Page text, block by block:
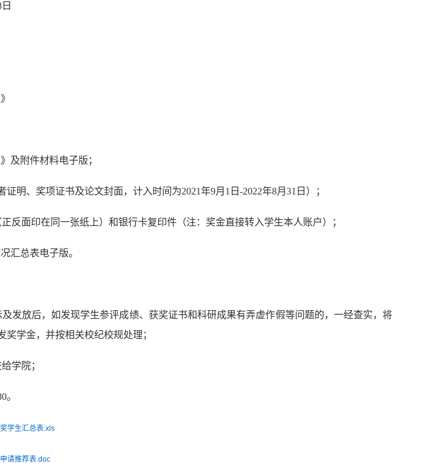
及附件材料电子版；
明、奖项证书及论文封面，计入时间为2021年9月1日-2022年8月31日）；
反面印在同一张纸上）和银行卡复印件（注：奖金直接转入学生本人账户）；
汇总表电子版。
发放后，如发现学生参评成绩、获奖证书和科研成果有弄虚作假等问题的，一经查实，将
学金，并按相关校纪校规处理；
学院；
学生汇总表.xls
请推荐表.doc